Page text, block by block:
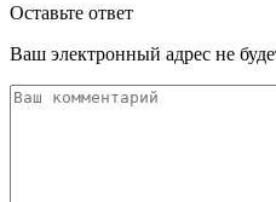
Оставьте ответ
Ваш электронный адрес не